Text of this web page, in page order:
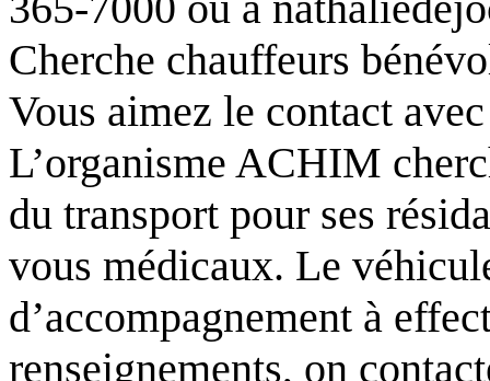
Cherche chauffeurs
Vous aimez le contact
L’organisme ACHIM
du transport pour ses
vous médicaux. Le
d’accompagnement à
renseignements, on